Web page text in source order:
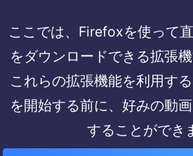
ここでは、Firefoxを使って
をダウンロードできる拡張
これらの拡張機能を利用す
を開始する前に、好みの動
することができ